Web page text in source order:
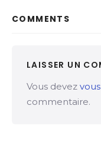
COMMENTS
LAISSER UN
Vous devez
commentaire.